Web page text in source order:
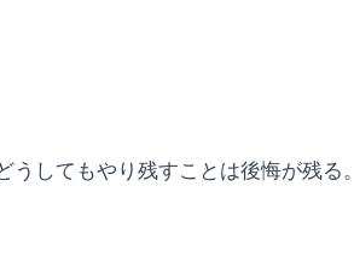
してもやり残すことは後悔が残る。